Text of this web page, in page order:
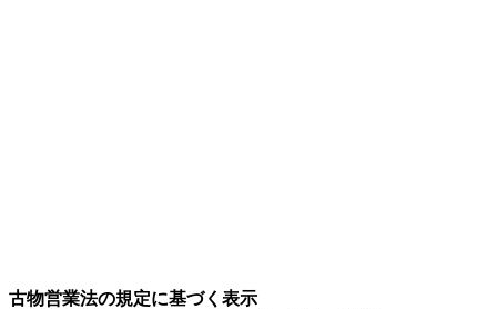
古物営業法の規定に基づく表示